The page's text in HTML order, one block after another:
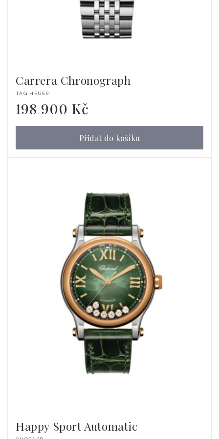
Carrera Chronograph
Dodavatel:
TAG HEUER
Běžná
cena
198 900 Kč
Přidat do košíku
Happy Sport Automatic